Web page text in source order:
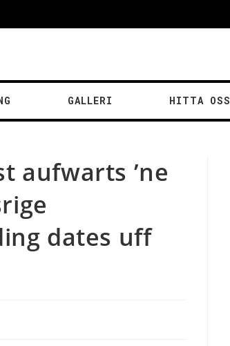
GALLERI HITTA OSS
aufwarts ’ne
dates uff